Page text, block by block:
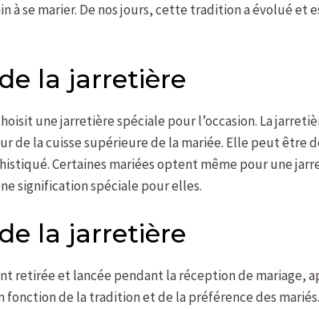
à se marier. De nos jours, cette tradition a évolué et
la jarretière
une jarretière spéciale pour l’occasion. La
de la cuisse supérieure de la mariée. Elle peut être
Certaines mariées optent même pour une
signification spéciale pour elles.
la jarretière
retirée et lancée pendant la réception de mariage,
de la tradition et de la préférence des